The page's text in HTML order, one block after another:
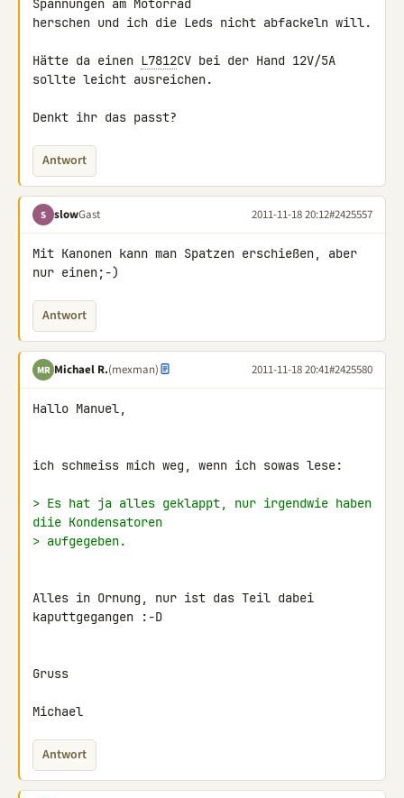
Spannungen am Motorrad
herschen und ich die Leds nicht abfackeln will.
Hätte da einen L7812CV bei der Hand 12V/5A
sollte leicht ausreichen.
Denkt ihr das passt?
Antwort
S slowGast 2011-11-18 20:12#2425557
Mit Kanonen kann man Spatzen erschießen, aber
nur einen;-)
Antwort
MR Michael R.(mexman) 2011-11-18 20:41#2425580
Hallo Manuel,
ich schmeiss mich weg, wenn ich sowas lese:
> Es hat ja alles geklappt, nur irgendwie haben
diie Kondensatoren
> aufgegeben.
Alles in Ornung, nur ist das Teil dabei
kaputtgegangen :-D
Gruss
Michael
Antwort